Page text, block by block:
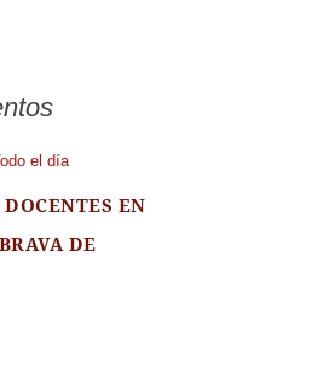
el día
EN
DE